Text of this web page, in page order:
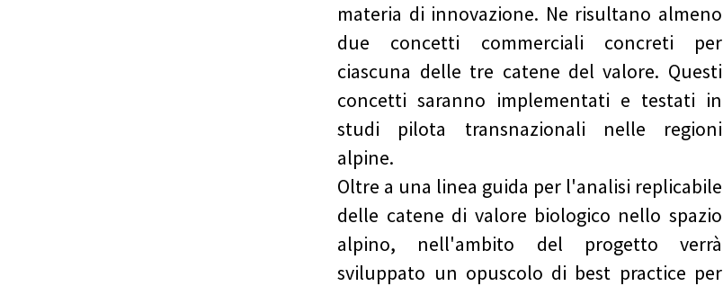
materia di innovazione. Ne risultano almeno
due concetti commerciali concreti per
ciascuna delle tre catene del valore. Questi
concetti saranno implementati e testati in
studi pilota transnazionali nelle regioni
alpine.
Oltre a una linea guida per l'analisi replicabile
delle catene di valore biologico nello spazio
alpino, nell'ambito del progetto verrà
sviluppato un opuscolo di best practice per